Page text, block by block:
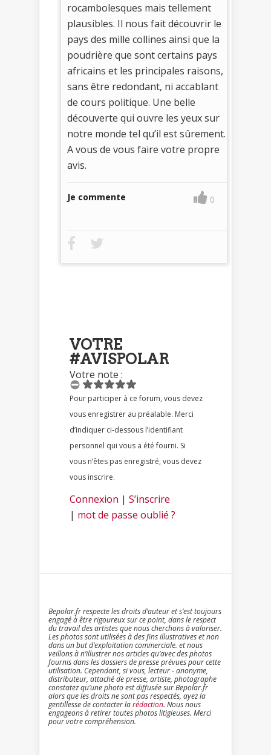
rocambolesques mais tellement
plausibles. Il nous fait découvrir le
pays des mille collines ainsi que la
poudrière que sont certains pays
africains et les principales raisons,
sans être redondant, ni accablant
de cours politique. Une belle
découverte qui ouvre les yeux sur
notre monde tel qu’il est sûrement.
A vous de vous faire votre propre
avis.
Je commente 0
VOTRE
#AVISPOLAR
Votre note :
Pour participer à ce forum, vous devez
vous enregistrer au préalable. Merci
d’indiquer ci-dessous l’identifiant
personnel qui vous a été fourni. Si
vous n’êtes pas enregistré, vous devez
vous inscrire.
Connexion | S’inscrire
| mot de passe oublié ?
Bepolar.fr respecte les droits d’auteur et s’est toujours
engagé à être rigoureux sur ce point, dans le respect
du travail des artistes que nous cherchons à valoriser.
Les photos sont utilisées à des fins illustratives et non
dans un but d’exploitation commerciale. et nous
veillons à n’illustrer nos articles qu’avec des photos
fournis dans les dossiers de presse prévues pour cette
utilisation. Cependant, si vous, lecteur - anonyme,
distributeur, attaché de presse, artiste, photographe
constatez qu’une photo est diffusée sur Bepolar.fr
alors que les droits ne sont pas respectés, ayez la
gentillesse de contacter larédaction. Nous nous
engageons à retirer toutes photos litigieuses. Merci
pour votre compréhension.